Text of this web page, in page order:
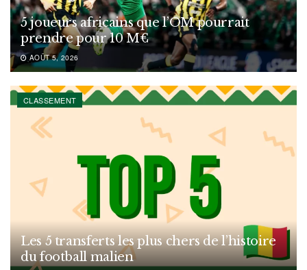
5 joueurs africains que l’OM pourrait
prendre pour 10 M€
AOÛT 5, 2026
CLASSEMENT
Les 5 transferts les plus chers de l’histoire
du football malien